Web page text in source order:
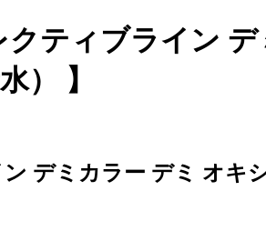
ティブライン
） 】
デミカラー デミ オキ